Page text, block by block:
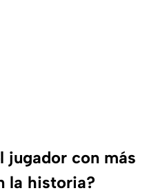
jugador con más
la historia?